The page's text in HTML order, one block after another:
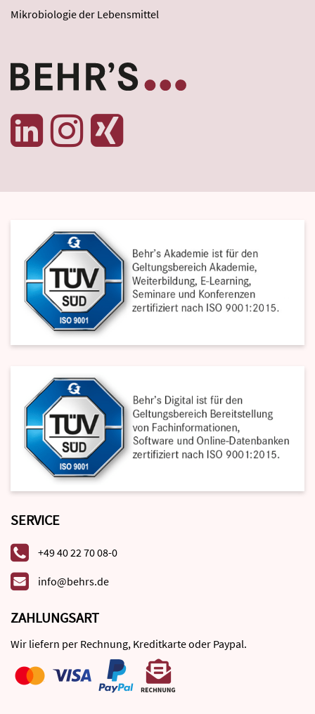
Mikrobiologie der Lebensmittel
SERVICE
+49 40 22 70 08-0
info@behrs.de
ZAHLUNGSART
Wir liefern per Rechnung, Kreditkarte oder Paypal.